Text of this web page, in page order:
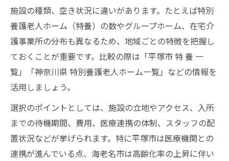
施設の種類、空き状況に違いがあります。たとえば特別
養護老人ホーム（特養）の数やグループホーム、在宅介
護事業所の分布も異なるため、地域ごとの特徴を把握し
ておくことが重要です。比較の際は「平塚市 特 養 一
覧」「神奈川県 特別養護老人ホーム一覧」などの情報を
活用しましょう。
選択のポイントとしては、施設の立地やアクセス、入所
までの待機期間、費用、医療連携の体制、スタッフの配
置状況などが挙げられます。特に平塚市は医療機関との
連携が進んでいる点、海老名市は高齢化率の上昇に伴い